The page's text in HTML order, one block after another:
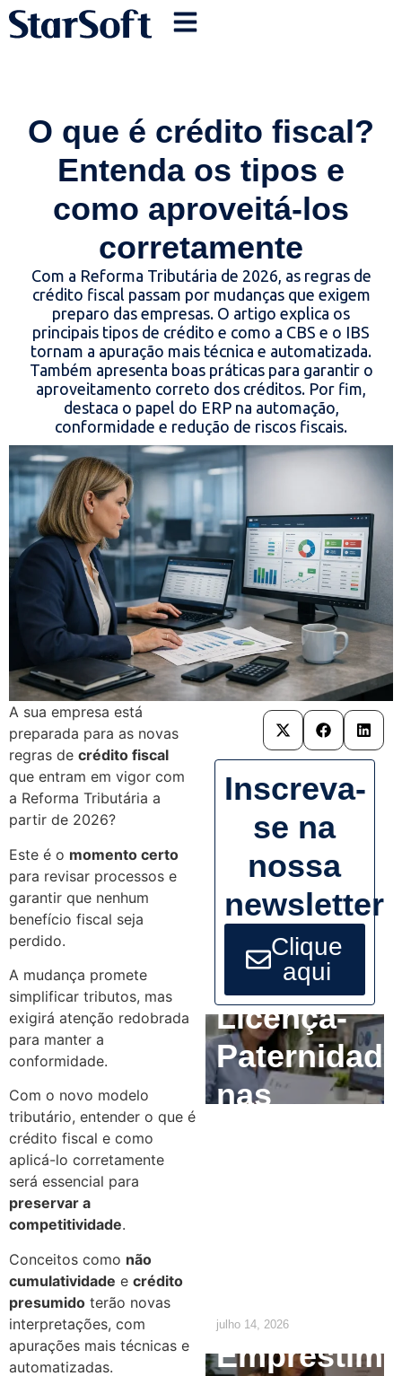
O que é crédito fiscal?
Entenda os tipos e
como aproveitá-los
corretamente
Com a Reforma Tributária de 2026, as regras de
crédito fiscal passam por mudanças que exigem
preparo das empresas. O artigo explica os
principais tipos de crédito e como a CBS e o IBS
tornam a apuração mais técnica e automatizada.
Também apresenta boas práticas para garantir o
aproveitamento correto dos créditos. Por fim,
destaca o papel do ERP na automação,
conformidade e redução de riscos fiscais.
A sua empresa está
preparada para as novas
regras de crédito fiscal
que entram em vigor com
a Reforma Tributária a
partir de 2026?
Este é o momento certo
para revisar processos e
garantir que nenhum
benefício fiscal seja
perdido.
A mudança promete
simplificar tributos, mas
exigirá atenção redobrada
para manter a
conformidade.
Com o novo modelo
tributário, entender o que é
crédito fiscal e como
aplicá-lo corretamente
será essencial para
preservar a
competitividade.
Conceitos como não
cumulatividade e crédito
presumido terão novas
interpretações, com
apurações mais técnicas e
automatizadas.
Inscreva-
se na
nossa
newsletter
Clique
aqui
Licença-
Paternidade
nas
julho 14, 2026
Empréstimo